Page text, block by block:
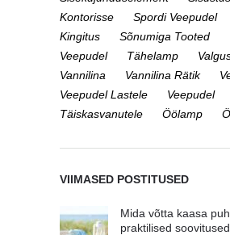
Kontorisse
Spordi Veepudel
Kingitus
Sõnumiga Tooted
Veepudel
Tähelamp
Vannilina
Vannilina Rätik
Veepudel Lastele
Veepudel
Täiskasvanutele
Öölamp
VIIMASED POSTITUSED
Mida võtta kaasa
praktilised soovitused